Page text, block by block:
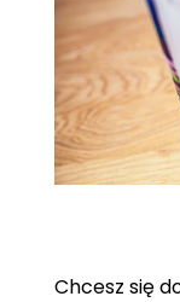
Chcesz się